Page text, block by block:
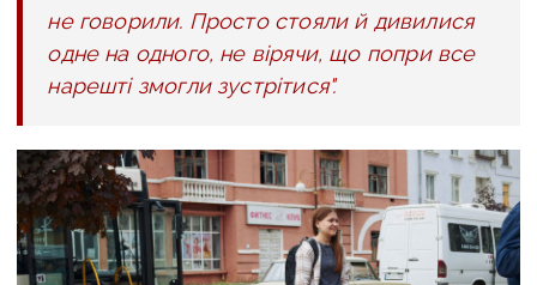
не говорили. Просто стояли й дивилися
одне на одного, не вірячи, що попри все
нарешті змогли зустрітися".